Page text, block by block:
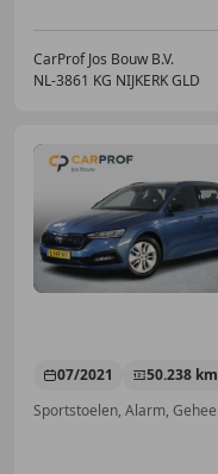
CarProf Jos Bouw B.V.
NL-3861 KG NIJKERK GLD
07/2021 50.238 km